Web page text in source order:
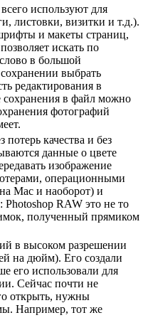
используют для
листовки, визитки и т.д.).
и макеты страниц,
искать по
в большой
выбрать
редактирования в
сохранения в файл можно
фотографий
потерь качества и без
данные о цвете
изображение
операционными
Mac и наоборот) и
RAW это не то
полученный прямиком
в высоком разрешении
на дюйм). Его создали
его использовали для
Сейчас почти не
открыть, нужны
Например, тот же